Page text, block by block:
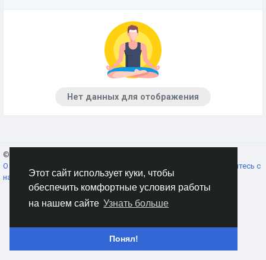
Этот сайт использует куки, чтобы
обеспечить комфортные условия работы
на нашем сайте Узнать больше
Понял!
Нет данных для отображения
© 2026 AnimeSocial.SU - Первая аниме сеть!
О нас
Свяжитесь с
нами
Каталог